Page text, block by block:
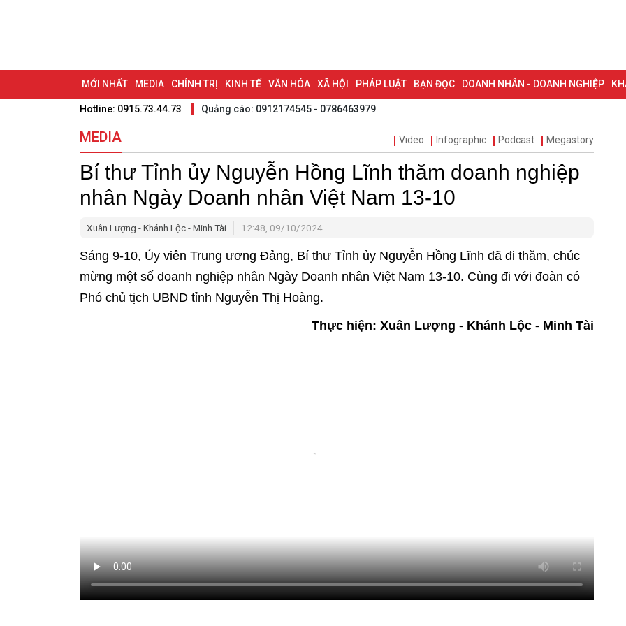
MỚI NHẤT MEDIA CHÍNH TRỊ KINH TẾ VĂN HÓA XÃ HỘI PHÁP LUẬT BẠN ĐỌC DOANH NHÂN - DOANH NGHIỆP
DU LỊCH - ẨM THỰC CHUYỂN ĐỔI SỐ THỂ THAO ĐỒNG NAI & NGHỊ QUYẾT 57
BẠN CẦN BIẾT ĐẠI HỘI ĐẠI BIỂU TOÀN QUỐC LẦN THỨ XIV CỦA ĐẢNG ĐỢT THI ĐUA ĐẶC
NHỊP CẦU NHÂN ÁI THÀNH PHỐ ĐỒNG NAI
Hotline: 0915.73.44.73 Quảng cáo: 0912174545 - 0786463979
MEDIA
Video Infographic Podcast Megastory
Bí thư Tỉnh ủy Nguyễn Hồng Lĩnh thăm doanh nghiệp
nhân Ngày Doanh nhân Việt Nam 13-10
Xuân Lượng - Khánh Lộc - Minh Tài 12:48, 09/10/2024
Sáng 9-10, Ủy viên Trung ương Đảng, Bí thư Tỉnh ủy Nguyễn Hồng Lĩnh đã đi thăm, chúc
mừng một số doanh nghiệp nhân Ngày Doanh nhân Việt Nam 13-10. Cùng đi với đoàn có
Phó chủ tịch UBND tỉnh Nguyễn Thị Hoàng.
Thực hiện: Xuân Lượng - Khánh Lộc - Minh Tài